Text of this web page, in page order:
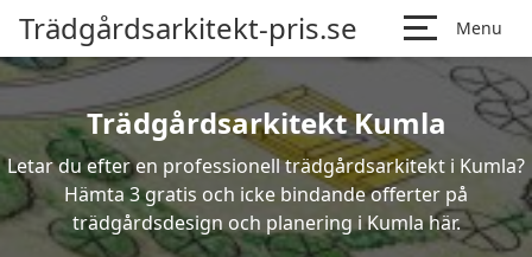
Trädgårdsarkitekt-pris.se Menu
Trädgårdsarkitekt Kumla
Letar du efter en professionell trädgårdsarkitekt i Kumla?
Hämta 3 gratis och icke bindande offerter på
trädgårdsdesign och planering i Kumla här.